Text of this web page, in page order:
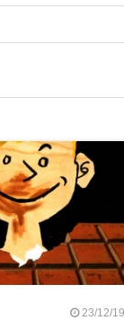
23/12/19